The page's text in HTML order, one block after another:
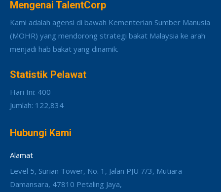
Mengenai TalentCorp
Kami adalah agensi di bawah Kementerian Sumber Manusia
(MOHR) yang mendorong strategi bakat Malaysia ke arah
menjadi hab bakat yang dinamik.
Statistik Pelawat
Hari Ini: 400
Jumlah: 122,834
Hubungi Kami
Alamat
Level 5, Surian Tower, No. 1, Jalan PJU 7/3, Mutiara
Damansara, 47810 Petaling Jaya,